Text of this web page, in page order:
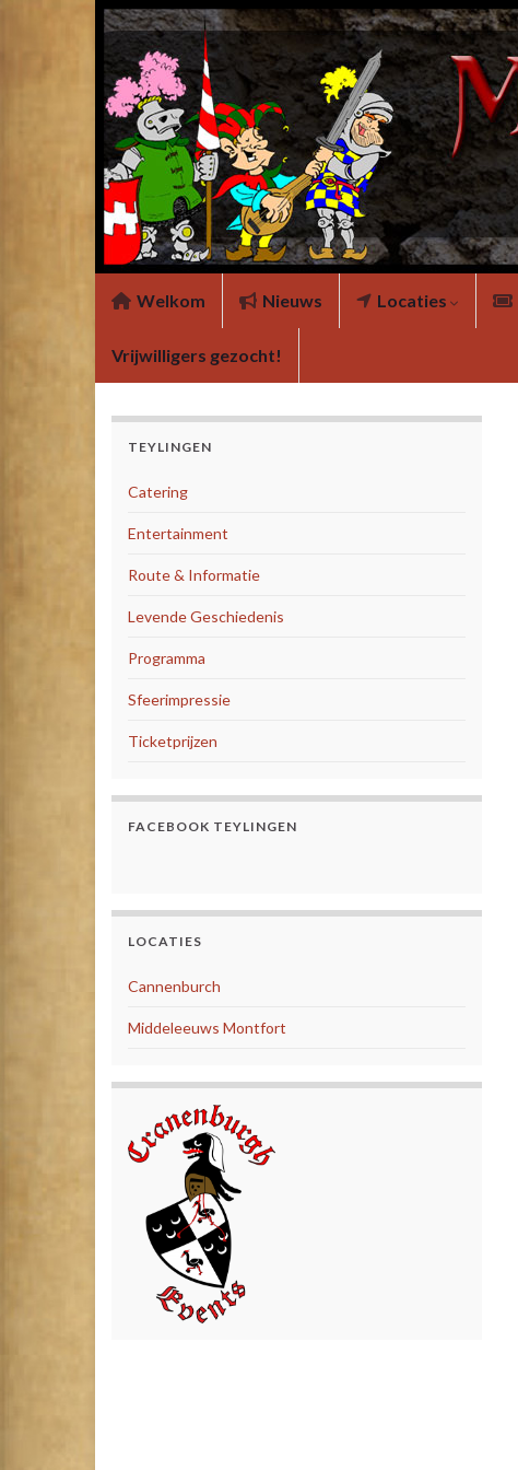
Welkom Nieuws Locaties
Vrijwilligers gezocht!
TEYLINGEN
Catering
Entertainment
Route & Informatie
Levende Geschiedenis
Programma
Sfeerimpressie
Ticketprijzen
FACEBOOK TEYLINGEN
LOCATIES
Cannenburch
Middeleeuws Montfort